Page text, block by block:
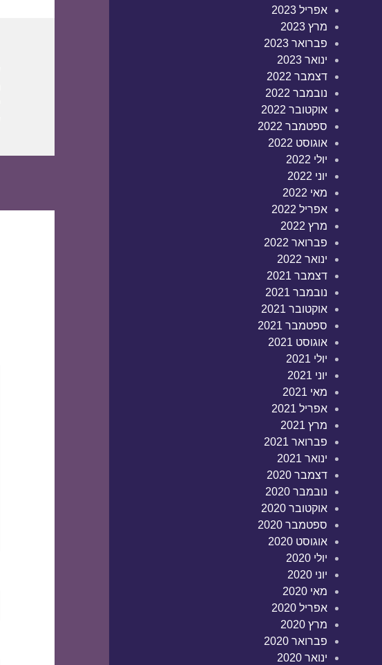
אפריל 2023
מרץ 2023
פברואר 2023
ינואר 2023
דצמבר 2022
נובמבר 2022
אוקטובר 2022
ספטמבר 2022
אוגוסט 2022
יולי 2022
יוני 2022
מאי 2022
אפריל 2022
מרץ 2022
פברואר 2022
ינואר 2022
דצמבר 2021
נובמבר 2021
אוקטובר 2021
ספטמבר 2021
אוגוסט 2021
יולי 2021
יוני 2021
מאי 2021
אפריל 2021
מרץ 2021
פברואר 2021
ינואר 2021
דצמבר 2020
נובמבר 2020
אוקטובר 2020
ספטמבר 2020
אוגוסט 2020
יולי 2020
יוני 2020
מאי 2020
אפריל 2020
מרץ 2020
פברואר 2020
ינואר 2020